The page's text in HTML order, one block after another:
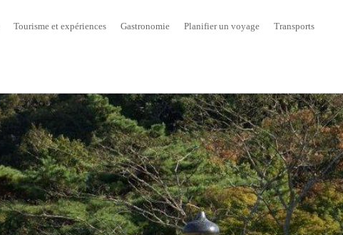
Tourisme et expériences Gastronomie Planifier un voyage Transports